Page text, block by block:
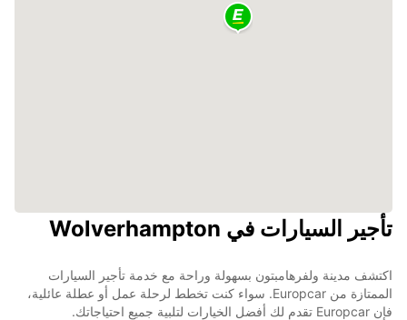
تأجير السيارات في Wolverhampton
اكتشف مدينة ولفرهامبتون بسهولة وراحة مع خدمة تأجير السيارات
الممتازة من Europcar. سواء كنت تخطط لرحلة عمل أو عطلة عائلية،
فإن Europcar تقدم لك أفضل الخيارات لتلبية جميع احتياجاتك.